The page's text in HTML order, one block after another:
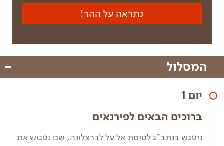
נתראה על ההר!
המסלול
יום 1
ברוכים הבאים לפירנאים
ניפגש בנתב"ג לטיסת אל על לברצלונה, שם נפגוש את